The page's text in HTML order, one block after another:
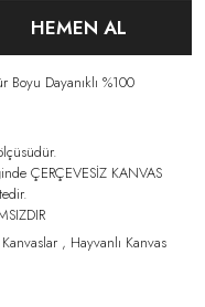
HEMEN AL
Boyu Dayanıklı %100
ÇERÇEVESİZ KANVAS
, Hayvanlı Kanvas